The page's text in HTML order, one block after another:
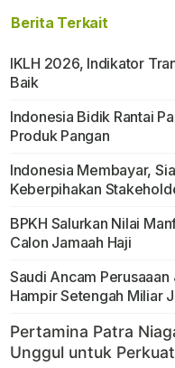
Berita Terkait
IKLH 2026, Indikator
Baik
Indonesia Bidik Rantai
Produk Pangan
Indonesia Membayar,
Keberpihakan
BPKH Salurkan Nilai
Calon Jamaah Haji
Saudi Ancam Perusaaan
Hampir Setengah Miliar